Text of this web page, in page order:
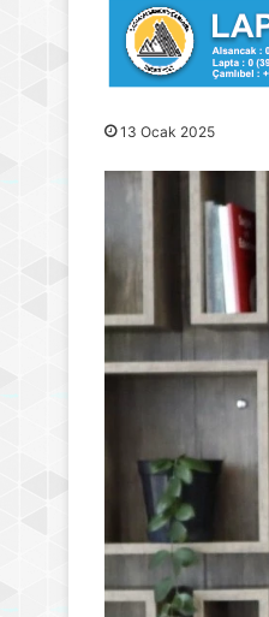
13 Ocak 2025